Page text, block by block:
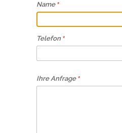
Name
Telefon
Ihre Anfrage